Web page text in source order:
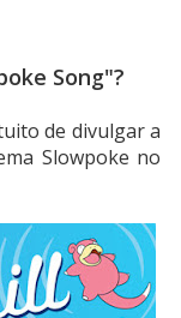
Song"?
de divulgar a
Slowpoke no